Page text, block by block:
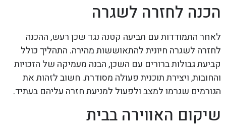
הכנה לחזרה לשגרה
לאחר התמודדות עם תביעה קטנה נגד שכן רעש, ההכנה
לחזרה לשגרה חיונית להתאוששות מהירה. התהליך כולל
קביעת גבולות ברורים עם השכן, הבנה מעמיקה של הזכויות
והחובות, ויצירת תוכנית פעולה מסודרת. חשוב לזהות את
הגורמים שגרמו למצב ולפעול למניעת חזרה עליהם בעתיד.
שיקום האווירה בבית